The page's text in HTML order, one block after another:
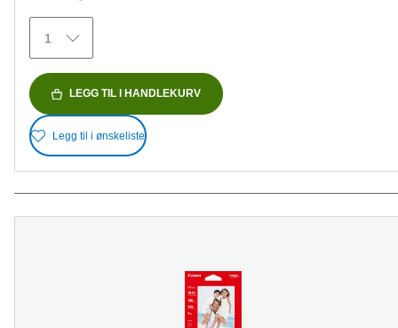
omtaler
1
LEGG TIL I HANDLEKURV
Legg til i ønskeliste